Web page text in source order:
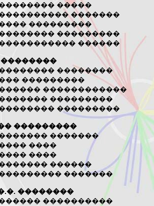
�����
�������
���������
���������
������
��������
���������
������������
���������
���������
���������
�������
����
����
������
�������
��������
����������